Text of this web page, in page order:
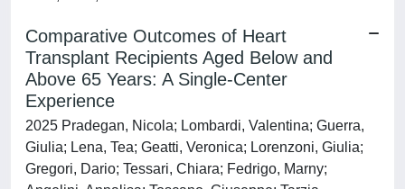
Comparative Outcomes of Heart
Transplant Recipients Aged Below and
Above 65 Years: A Single-Center
Experience
2025 Pradegan, Nicola; Lombardi, Valentina; Guerra,
Giulia; Lena, Tea; Geatti, Veronica; Lorenzoni, Giulia;
Gregori, Dario; Tessari, Chiara; Fedrigo, Marny;